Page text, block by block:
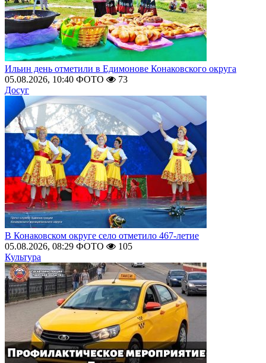
Ильин день отметили в Едимонове Конаковского округа
05.08.2026, 10:40 ФОТО
73
Досуг
В Конаковском округе село отметило 467-летие
05.08.2026, 08:29 ФОТО
105
Культура